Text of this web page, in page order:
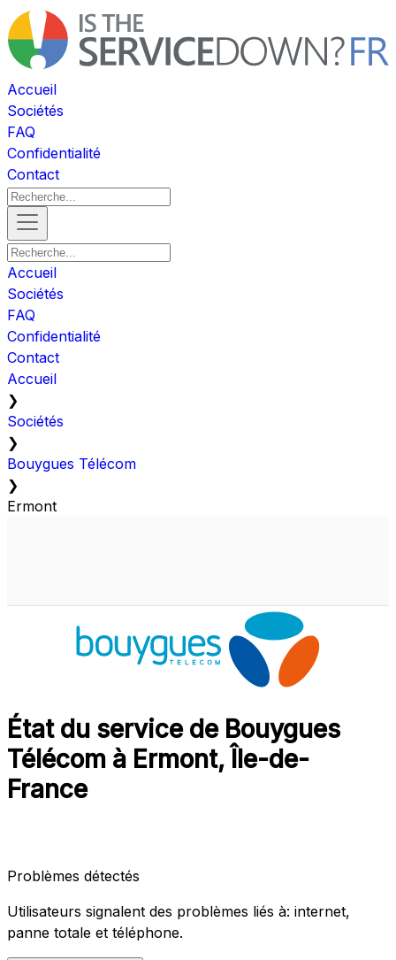
Accueil
Sociétés
FAQ
Confidentialité
Contact
Accueil
Sociétés
FAQ
Confidentialité
Contact
Accueil
❯
Sociétés
❯
Bouygues Télécom
❯
Ermont
État du service de Bouygues
Télécom à Ermont, Île-de-
France
Problèmes détectés
Utilisateurs signalent des problèmes liés à: internet,
panne totale et téléphone.